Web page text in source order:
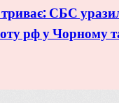
СБС
рф у Чорному